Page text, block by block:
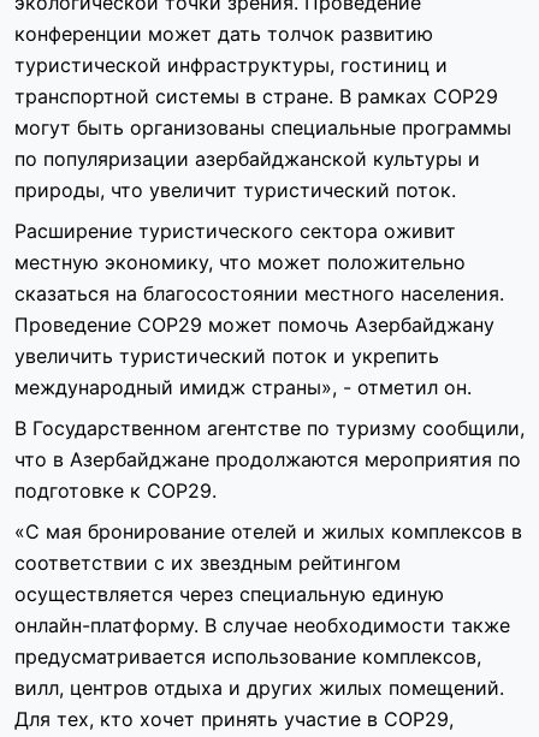
конференции может дать толчок развитию
туристической инфраструктуры, гостиниц и
транспортной системы в стране. В рамках COP29
могут быть организованы специальные программы
по популяризации азербайджанской культуры и
природы, что увеличит туристический поток.
Расширение туристического сектора оживит
местную экономику, что может положительно
сказаться на благосостоянии местного населения.
Проведение COP29 может помочь Азербайджану
увеличить туристический поток и укрепить
международный имидж страны», - отметил он.
В Государственном агентстве по туризму сообщили,
что в Азербайджане продолжаются мероприятия по
подготовке к COP29.
«С мая бронирование отелей и жилых комплексов в
соответствии с их звездным рейтингом
осуществляется через специальную единую
онлайн-платформу. В случае необходимости также
предусматривается использование комплексов,
вилл, центров отдыха и других жилых помещений.
Для тех, кто хочет принять участие в COP29,